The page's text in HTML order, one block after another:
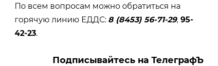
По всем вопросам можно обратиться на
горячую линию ЕДДС: 8 (8453) 56-71-29, 95-
42-23.
Подписывайтесь на ТелеграфЪ